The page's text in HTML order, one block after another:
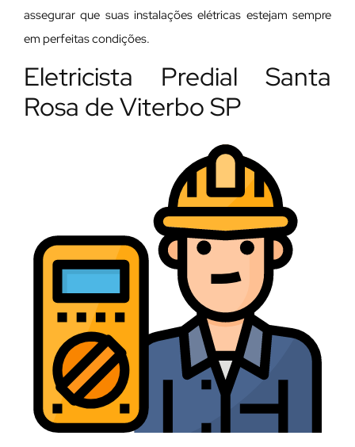
assegurar que suas instalações elétricas estejam sempre
em perfeitas condições.
Eletricista Predial Santa
Rosa de Viterbo SP